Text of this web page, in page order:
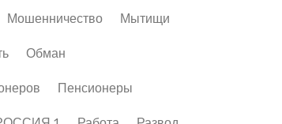
Мошенничество Мытищи
Обман
Пенсионеры